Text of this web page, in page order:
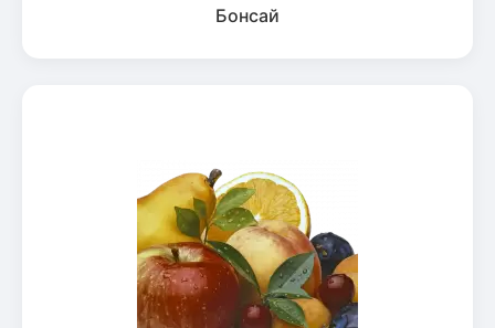
Бонсай